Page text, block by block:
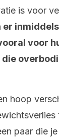
is voor
er
voor
hoop
paar die